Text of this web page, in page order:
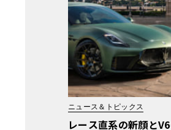
ニュース＆トピックス
レース直系の新顔と